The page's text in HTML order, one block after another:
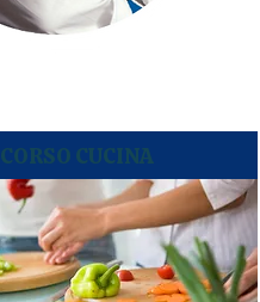
CORSO CUCINA